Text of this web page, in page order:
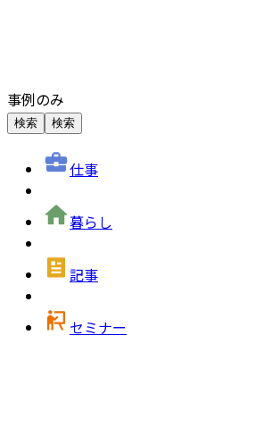
事例のみ
検索 検索
仕事
暮らし
記事
セミナー